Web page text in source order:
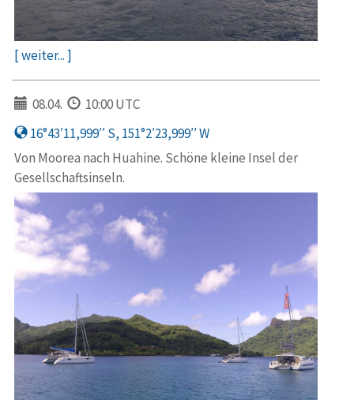
[ weiter... ]
08.04.
10:00 UTC
16°43′11,999′′ S, 151°2′23,999′′ W
Von Moorea nach Huahine. Schöne kleine Insel der
Gesellschaftsinseln.